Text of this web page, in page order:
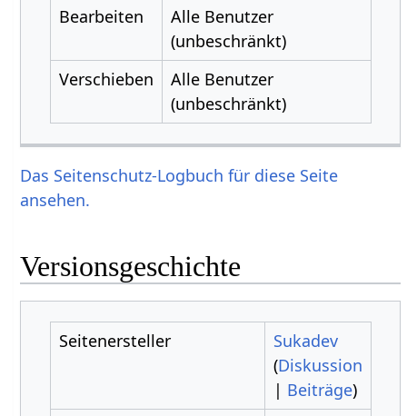
Bearbeiten
Alle Benutzer
(unbeschränkt)
Verschieben
Alle Benutzer
(unbeschränkt)
Das Seitenschutz-Logbuch für diese Seite
ansehen.
Versionsgeschichte
Seitenersteller
Sukadev
(Diskussion
| Beiträge)